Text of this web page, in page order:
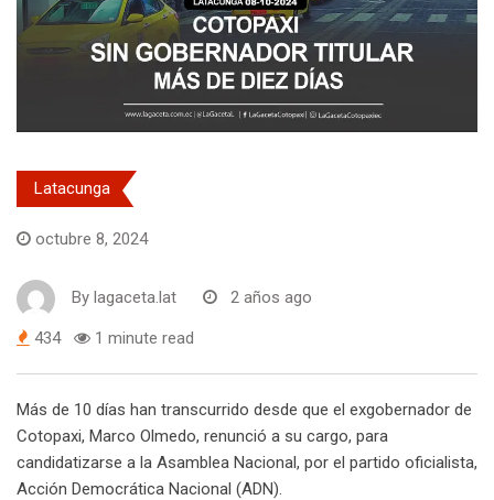
Latacunga
octubre 8, 2024
By lagaceta.lat 2 años ago
434 1 minute read
Más de 10 días han transcurrido desde que el exgobernador de
Cotopaxi, Marco Olmedo, renunció a su cargo, para
candidatizarse a la Asamblea Nacional, por el partido oficialista,
Acción Democrática Nacional (ADN).